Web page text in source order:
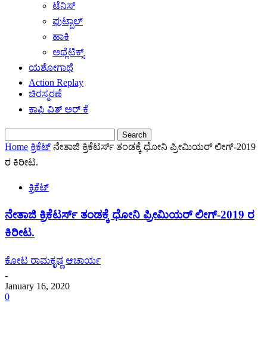
ಟೆನಿಸ್
ಫುಟ್ಬಾಲ್
ಹಾಕಿ
ಅಥ್ಲೆಟಿಕ್ಸ್
ಯಶೋಗಾಥೆ
Action Replay
ಚಿರಸ್ಮರಣೆ
ಕಾಫಿ ವಿತ್ ಅರ್ ಕೆ
Home ಕ್ರಿಕೆಟ್ ನೇತಾಜಿ ಕ್ರಿಕೆಟರ್ಸ್ ತಂಡಕ್ಕೆ ಧೋನಿ ಪ್ರೀಮಿಯರ್ ಲೀಗ್-2019
ರ ಕಿರೀಟ.
ಕ್ರಿಕೆಟ್
ನೇತಾಜಿ ಕ್ರಿಕೆಟರ್ಸ್ ತಂಡಕ್ಕೆ ಧೋನಿ ಪ್ರೀಮಿಯರ್ ಲೀಗ್-2019 ರ
ಕಿರೀಟ.
ಕೋಟ ರಾಮಕೃಷ್ಣ ಆಚಾರ್ಯ
-
January 16, 2020
0